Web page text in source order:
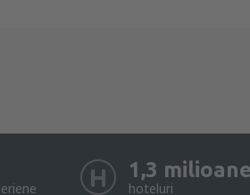
1,3 milioane
hoteluri